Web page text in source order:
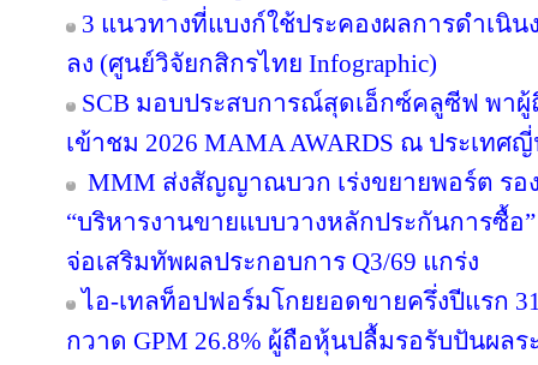
3 แนวทางที่แบงก์ใช้ประคองผลการดำเนิ
ลง (ศูนย์วิจัยกสิกรไทย Infographic)
SCB มอบประสบการณ์สุดเอ็กซ์คลูซีฟ พาผู้
เข้าชม 2026 MAMA AWARDS ณ ประเท
MMM ส่งสัญญาณบวก เร่งขยายพอร์ต รอ
“บริหารงานขายแบบวางหลักประกันการซื้อ
จ่อเสริมทัพผลประกอบการ Q3/69 แกร่ง
ไอ-เทลท็อปฟอร์มโกยยอดขายครึ่งปีแรก
กวาด GPM 26.8% ผู้ถือหุ้นปลื้มรอรับปันผล